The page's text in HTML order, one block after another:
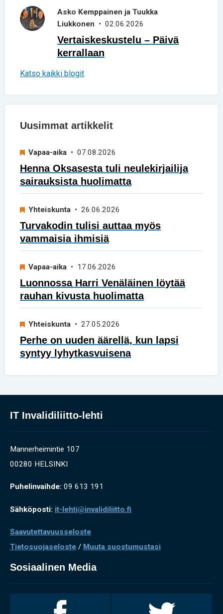
Asko Kemppainen ja Tuukka
Liukkonen • 02.06.2026
Vertaiskeskustelu – Päivä
kerrallaan
Katso kaikki blogit
Uusimmat artikkelit
Vapaa-aika • 07.08.2026
Henna Oksasesta tuli neulekirjailija
sairauksista huolimatta
Yhteiskunta • 26.06.2026
Turvakodin tulisi auttaa myös
vammaisia ihmisiä
Vapaa-aika • 17.06.2026
Luonnossa Harri Venäläinen löytää
rauhan kivusta huolimatta
Yhteiskunta • 27.05.2026
Perhe on uuden äärellä, kun lapsi
syntyy lyhytkasvuisena
IT Invalidiliitto-lehti
Mannerheimintie 107
00280 HELSINKI
Puhelinvaihde: 09 613 191
Sähköposti: it-lehti@invalidiliitto.fi
Saavutettavuusseloste
Tietosuojaseloste / Muuta suostumustasi
Sosiaalinen Media